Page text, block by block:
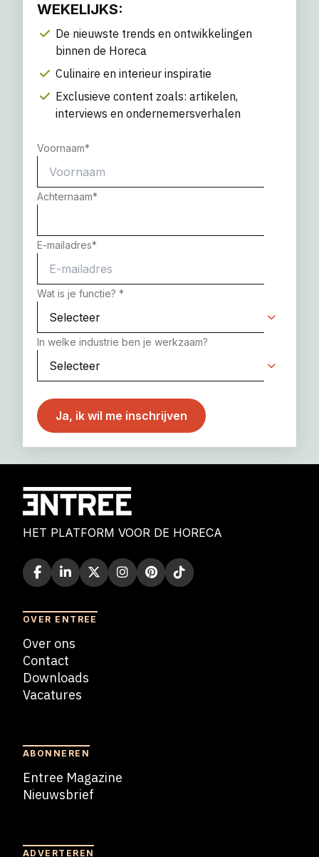
WEKELIJKS:
De nieuwste trends en ontwikkelingen
binnen de Horeca
Culinaire en interieur inspiratie
Exclusieve content zoals: artikelen,
interviews en ondernemersverhalen
Voornaam*
Achternaam*
E-mailadres*
Wat is je functie? *
In welke industrie ben je werkzaam?
HET PLATFORM VOOR DE HORECA
OVER ENTREE
Over ons
Contact
Downloads
Vacatures
ABONNEREN
Entree Magazine
Nieuwsbrief
ADVERTEREN